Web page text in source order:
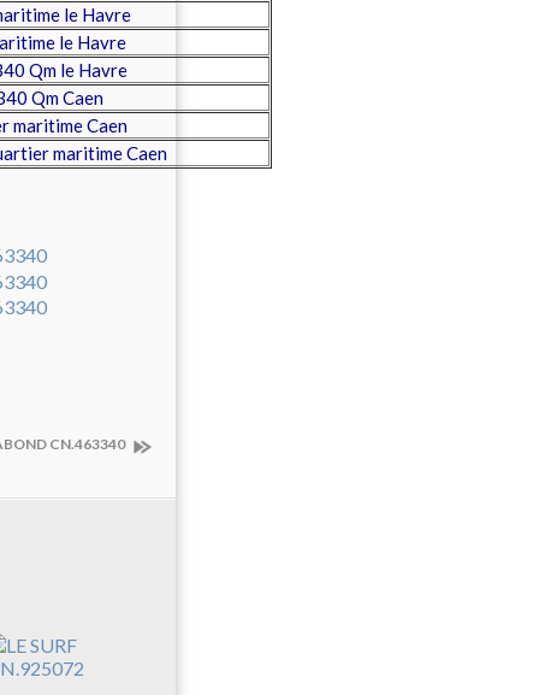
le Havre
le Havre
Qm le Havre
Qm Caen
maritime Caen
maritime Caen
CN.463340